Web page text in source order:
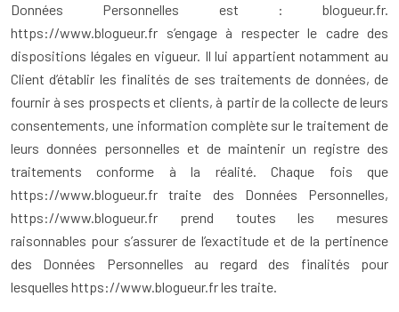
Données Personnelles est : blogueur.fr.
https://www.blogueur.fr s’engage à respecter le cadre des
dispositions légales en vigueur. Il lui appartient notamment au
Client d’établir les finalités de ses traitements de données, de
fournir à ses prospects et clients, à partir de la collecte de leurs
consentements, une information complète sur le traitement de
leurs données personnelles et de maintenir un registre des
traitements conforme à la réalité. Chaque fois que
https://www.blogueur.fr traite des Données Personnelles,
https://www.blogueur.fr prend toutes les mesures
raisonnables pour s’assurer de l’exactitude et de la pertinence
des Données Personnelles au regard des finalités pour
lesquelles https://www.blogueur.fr les traite.